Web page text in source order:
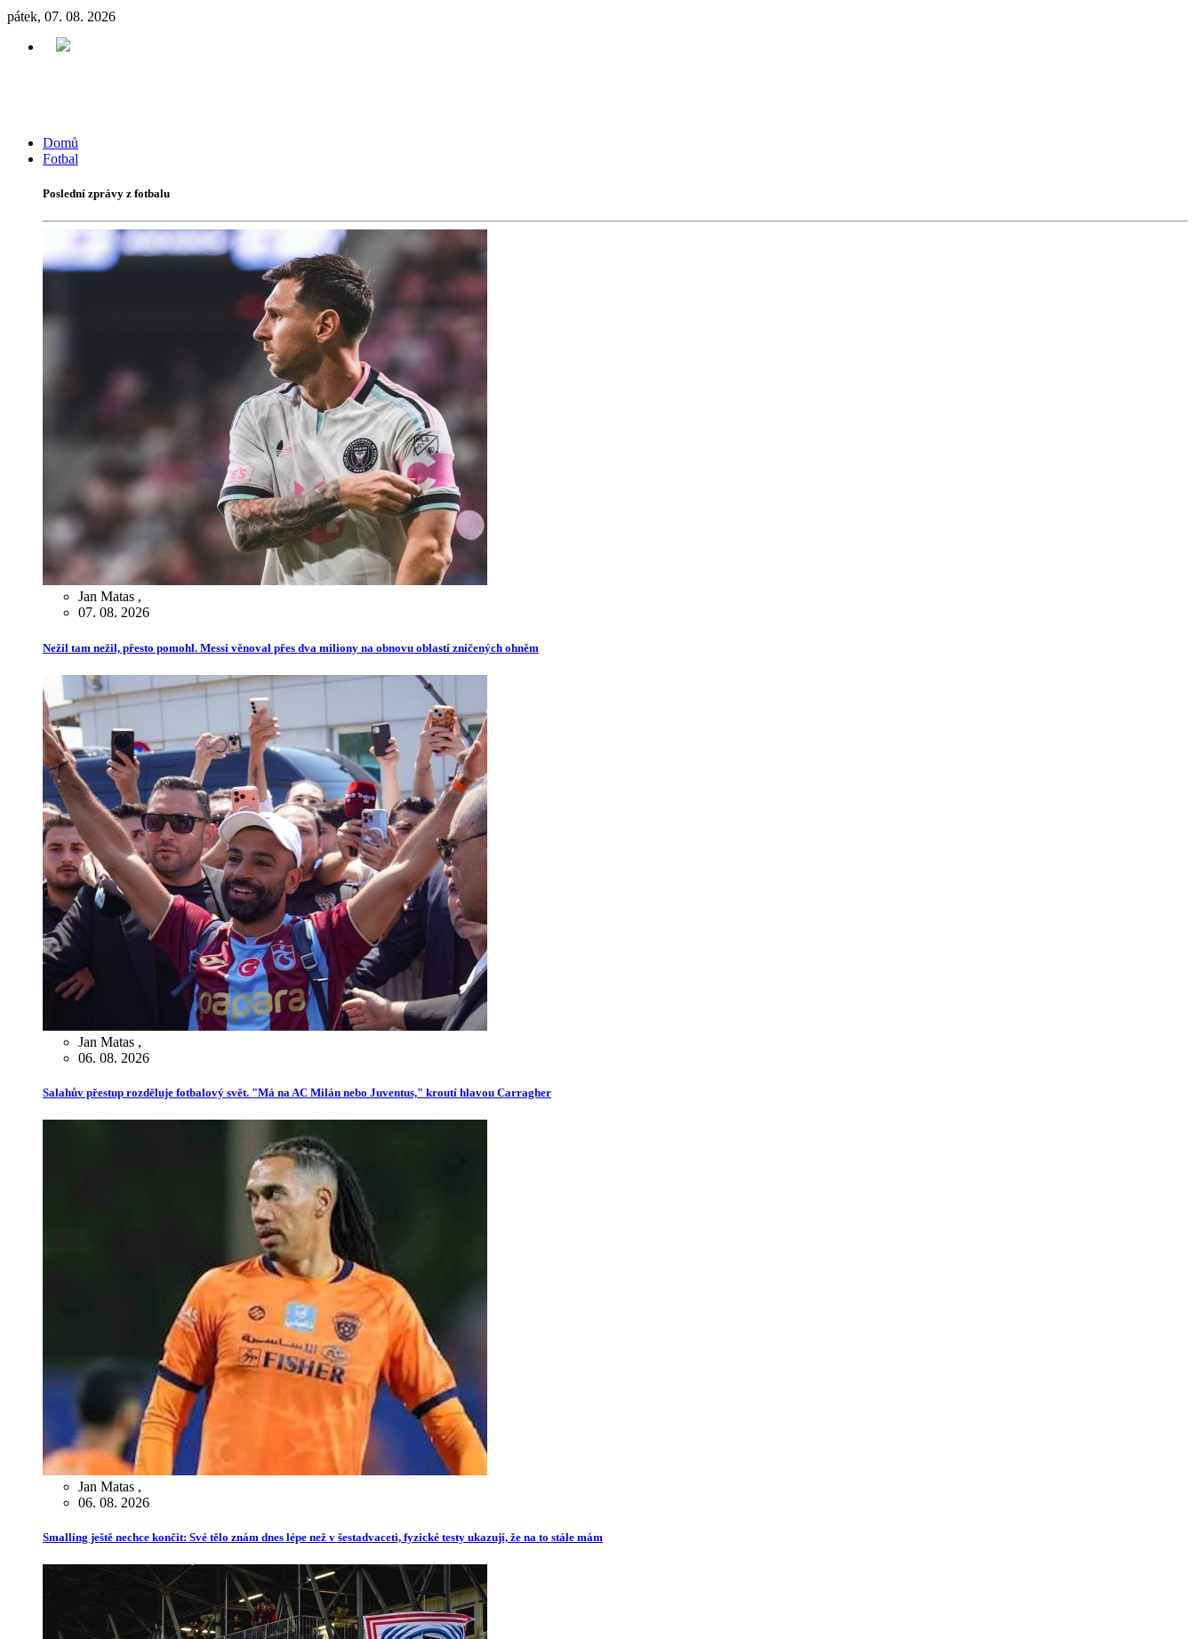
pátek, 07. 08. 2026
Domů
Fotbal
Poslední zprávy z fotbalu
Jan Matas ,
07. 08. 2026
Nežil tam nežil, přesto pomohl. Messi věnoval přes dva miliony na obnovu oblastí zničených ohněm
Jan Matas ,
06. 08. 2026
Salahův přestup rozděluje fotbalový svět. "Má na AC Milán nebo Juventus," kroutí hlavou Carragher
Jan Matas ,
06. 08. 2026
Smalling ještě nechce končit: Své tělo znám dnes lépe než v šestadvaceti, fyzické testy ukazují, že na to stále mám